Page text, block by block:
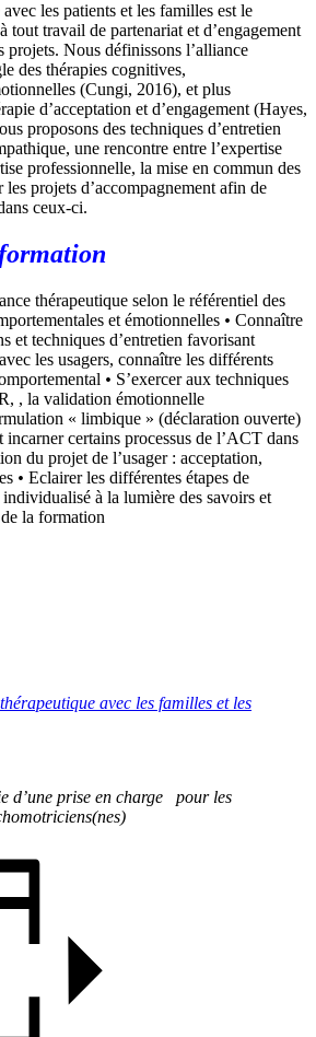
les patients et les familles est le
tout travail de partenariat et d’engagement
projets. Nous définissons l’alliance
des thérapies cognitives,
(Cungi, 2016), et plus
d’acceptation et d’engagement (Hayes,
proposons des techniques d’entretien
une rencontre entre l’expertise
professionnelle, la mise en commun des
les projets d’accompagnement afin de
ceux-ci.
thérapeutique selon le référentiel des
et émotionnelles • Connaître
et techniques d’entretien favorisant
les usagers, connaître les différents
• S’exercer aux techniques
, la validation émotionnelle
« limbique » (déclaration ouverte)
certains processus de l’ACT dans
du projet de l’usager : acceptation,
• Eclairer les différentes étapes de
à la lumière des savoirs et
la formation
avec les familles et les
d’une prise en charge
pour les